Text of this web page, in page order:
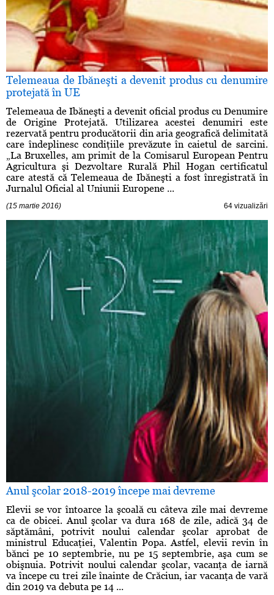
Telemeaua de Ibăneşti a devenit produs cu denumire
protejată în UE
Telemeaua de Ibăneşti a devenit oficial produs cu Denumire
de Origine Protejată. Utilizarea acestei denumiri este
rezervată pentru producătorii din aria geografică delimitată
care îndeplinesc condiţiile prevăzute în caietul de sarcini.
„La Bruxelles, am primit de la Comisarul European Pentru
Agricultura şi Dezvoltare Rurală Phil Hogan certificatul
care atestă că Telemeaua de Ibăneşti a fost înregistrată în
Jurnalul Oficial al Uniunii Europene ...
(15 martie 2016) 64 vizualizări
Anul şcolar 2018-2019 începe mai devreme
Elevii se vor întoarce la şcoală cu câteva zile mai devreme
ca de obicei. Anul şcolar va dura 168 de zile, adică 34 de
săptămâni, potrivit noului calendar şcolar aprobat de
ministrul Educaţiei, Valentin Popa. Astfel, elevii revin în
bănci pe 10 septembrie, nu pe 15 septembrie, aşa cum se
obişnuia. Potrivit noului calendar şcolar, vacanţa de iarnă
va începe cu trei zile înainte de Crăciun, iar vacanţa de vară
din 2019 va debuta pe 14 ...